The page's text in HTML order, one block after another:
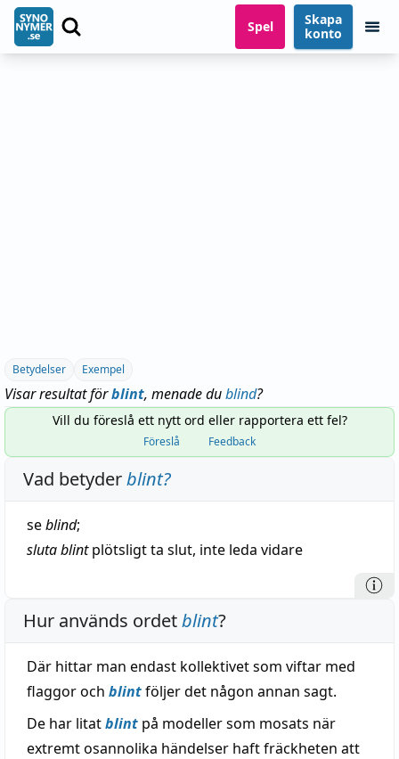
Spel
Skapa
konto
Betydelser Exempel
Visar resultat förblint, menade dublind?
Vill du föreslå ett nytt ord eller rapportera ett fel?
Föreslå Feedback
Vad betyderblint?
seblind;
slutablint plötsligtta slut, inte leda vidare
Hur används ordetblint?
Där hittar man endast kollektivet som viftar med
flaggor och blintföljer det någon annan sagt.
De har litatblint på modeller som mosats när
extremt osannolika händelser haft fräckheten att